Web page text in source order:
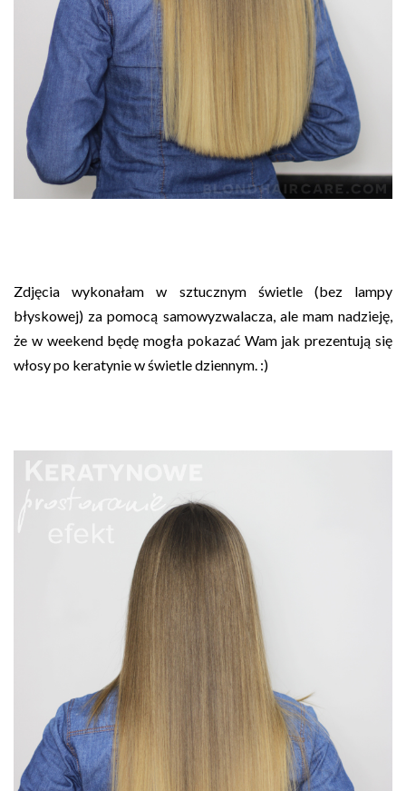
Zdjęcia wykonałam w sztucznym świetle (bez lampy
błyskowej) za pomocą samowyzwalacza, ale mam nadzieję,
że w weekend będę mogła pokazać Wam jak prezentują się
włosy po keratynie w świetle dziennym. :)